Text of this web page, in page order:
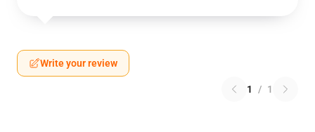
Write your review
1 / 1